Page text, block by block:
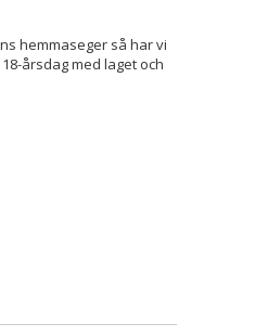
hemmaseger så har vi
årsdag med laget och